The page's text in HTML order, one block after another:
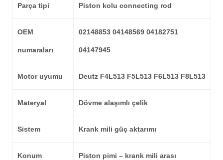
Parça tipi Piston kolu connecting rod
OEM
numaraları
02148853 04148569 04182751
04147945
Motor uyumu Deutz F4L513 F5L513 F6L513 F8L513
Materyal Dövme alaşımlı çelik
Sistem Krank mili güç aktarımı
Konum Piston pimi – krank mili arası